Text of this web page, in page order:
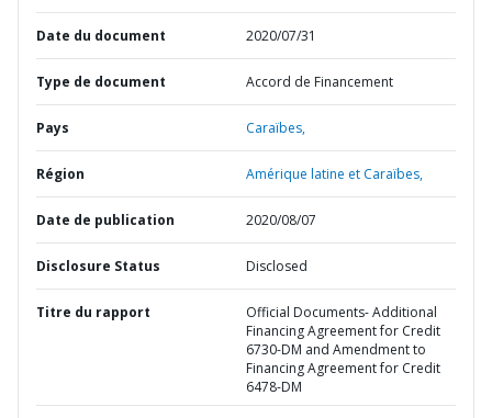
Date du document 2020/07/31
Type de document Accord de Financement
Pays Caraïbes,
Région Amérique latine et Caraïbes,
Date de publication 2020/08/07
Disclosure Status Disclosed
Titre du rapport
Official Documents- Additional
Financing Agreement for Credit
6730-DM and Amendment to
Financing Agreement for Credit
6478-DM